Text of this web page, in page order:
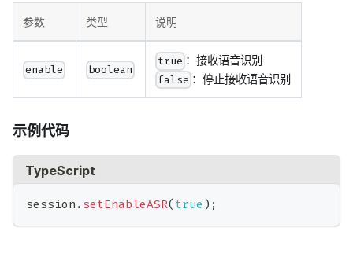
参数 类型 说明
enable boolean
true ：接收语音识别
false ：停止接收语音识别
示例代码
TypeScript
session . setEnableASR( true ) ;